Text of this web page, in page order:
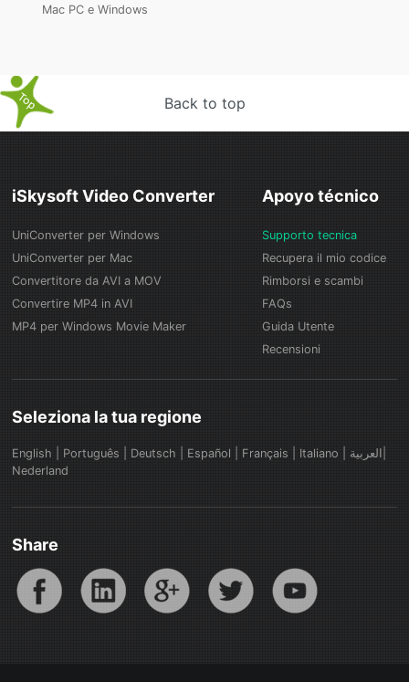
Mac PC e Windows
Back to top
iSkysoft Video Converter
UniConverter per Windows
UniConverter per Mac
Convertitore da AVI a MOV
Convertire MP4 in AVI
MP4 per Windows Movie Maker
Apoyo técnico
Supporto tecnica
Recupera il mio codice
Rimborsi e scambi
FAQs
Guida Utente
Recensioni
Seleziona la tua regione
English Português Deutsch Español Français Italiano
Nederland
Share